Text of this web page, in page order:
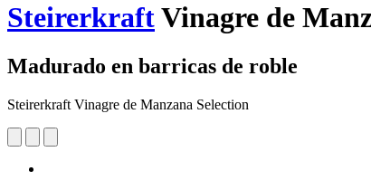
SteirerkraftVinagre de
Madurado en barricas de roble
Steirerkraft Vinagre de Manzana Selection